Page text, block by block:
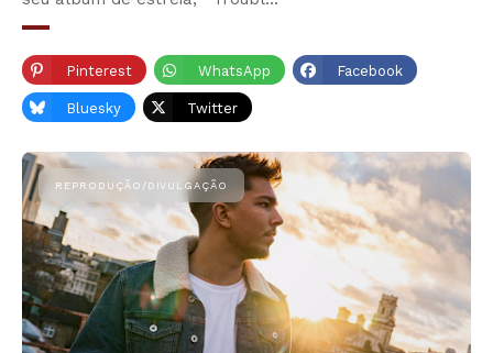
Pinterest WhatsApp Facebook
Bluesky Twitter